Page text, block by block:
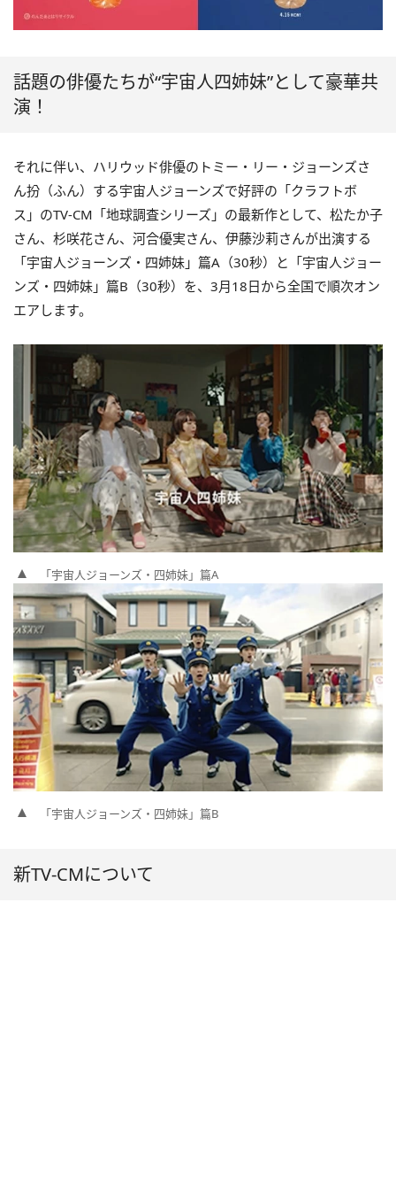
話題の俳優たちが“宇宙人四姉妹”として豪華共
演！
それに伴い、ハリウッド俳優のトミー・リー・ジョーンズさ
ん扮（ふん）する宇宙人ジョーンズで好評の「クラフトボ
ス」のTV-CM「地球調査シリーズ」の最新作として、松たか子
さん、杉咲花さん、河合優実さん、伊藤沙莉さんが出演する
「宇宙人ジョーンズ・四姉妹」篇A（30秒）と「宇宙人ジョー
ンズ・四姉妹」篇B（30秒）を、3月18日から全国で順次オン
エアします。
「宇宙人ジョーンズ・四姉妹」篇A
「宇宙人ジョーンズ・四姉妹」篇B
新TV-CMについて